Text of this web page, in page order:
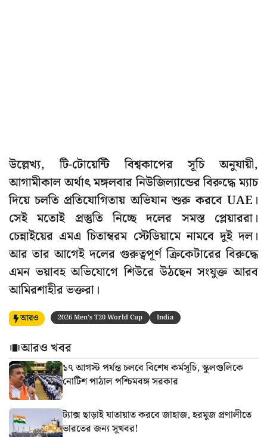
উল্লেখ্য, টি-টোয়েন্টি বিশ্বকাপের সূচি অনুযায়ী,
আগামীকাল অর্থাৎ মঙ্গলবার নিউজিল্যান্ডের বিরুদ্ধে ম্যাচ
দিয়ে চলতি প্রতিযোগিতায় অভিযান শুরু করবে UAE।
সেই মতোই প্রস্তুতি নিচ্ছে দলের সমস্ত প্লেয়াররা।
চেন্নাইয়ের এমএ চিতাম্বরম স্টেডিয়ামে নামবে দুই দল।
আর তার আগেই দলের গুরুত্বপূর্ণ ক্রিকেটারের বিরুদ্ধে
এমন ভয়াবহ অভিযোগে শিউরে উঠছেন সংযুক্ত আরব
আমিরশাহীর ভক্তরা।
আরও 2026 Men's T20 World Cup India
আরও খবর
১৭ আগস্ট পর্যন্ত চলবে বিশেষ কর্মসূচি, স্কুলগুলিকে
নোটিশ পাঠাল পশ্চিমবঙ্গ সরকার
ট্যাক্স ছাড়াই যাতায়াত করবে জাহাজ, হরমুজ প্রণালীতে
ভারতের জন্য সুখবর!